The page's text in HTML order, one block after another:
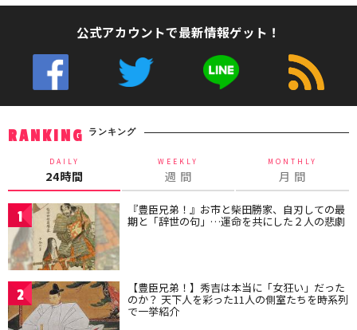
公式アカウントで最新情報ゲット！
RANKING ランキング
DAILY
24時間
WEEKLY
週 間
MONTHLY
月 間
1 『豊臣兄弟！』お市と柴田勝家、自刃しての最
期と「辞世の句」…運命を共にした２人の悲劇
2 【豊臣兄弟！】秀吉は本当に「女狂い」だった
のか？ 天下人を彩った11人の側室たちを時系列
で一挙紹介